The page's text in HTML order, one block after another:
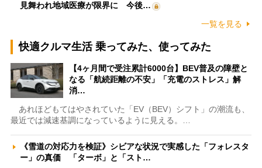
見舞われ地域医療が限界に 今後…
一覧を見る
快適クルマ生活 乗ってみた、使ってみた
【4ヶ月間で受注累計6000台】BEV普及の障壁と
なる「航続距離の不安」「充電のストレス」解
消…
あれほどもてはやされていた「EV（BEV）シフト」の潮流も、
最近では減速基調になっているように見える。…
《雪道の対応力を検証》シビアな状況で実感した「フォレスタ
ー」の真価 「ターボ」と「スト…